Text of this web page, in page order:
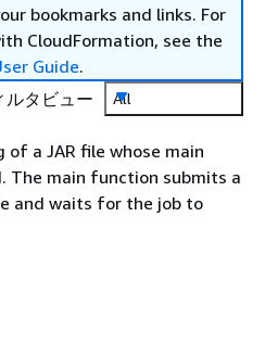
bookmarks and links. For
CloudFormation, see the
Guide.
ルタビュー
All
a JAR file whose main
The main function submits a
and waits for the job to